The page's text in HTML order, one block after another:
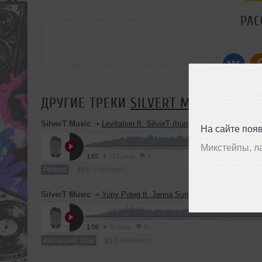
На сайте
Микстейпы,
ДРУГИЕ ТРЕКИ SILVERT MUSIC
SilverT Music ➝ Levitation ft. SilverT (trumpet) - More Than
1:07
Ремикс
SilverT Music ➝ Yuriy Poleg ft. Jenna Summer&SilverT(trumpet) -
1:06
Авторский трек